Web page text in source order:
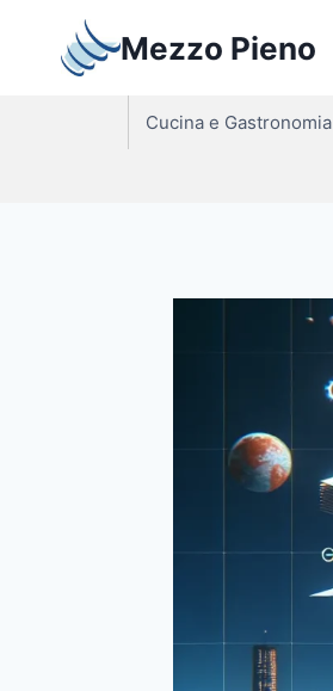
contenuto
Mezzo Pieno
Cucina e Gastronomia